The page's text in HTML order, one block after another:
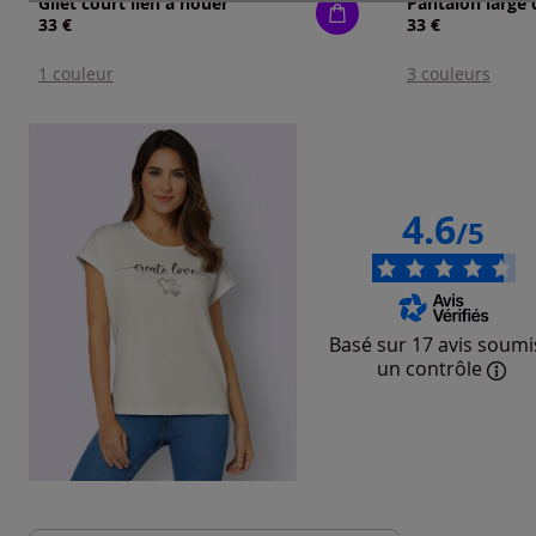
33 €
1 couleur
33 €
3 couleurs
4.6/5
Basé sur 17 avis
un contrôle